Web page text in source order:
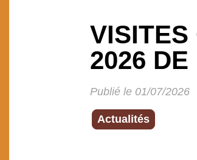
VISITES
2026
Publié le 01/07/2026
Actualités